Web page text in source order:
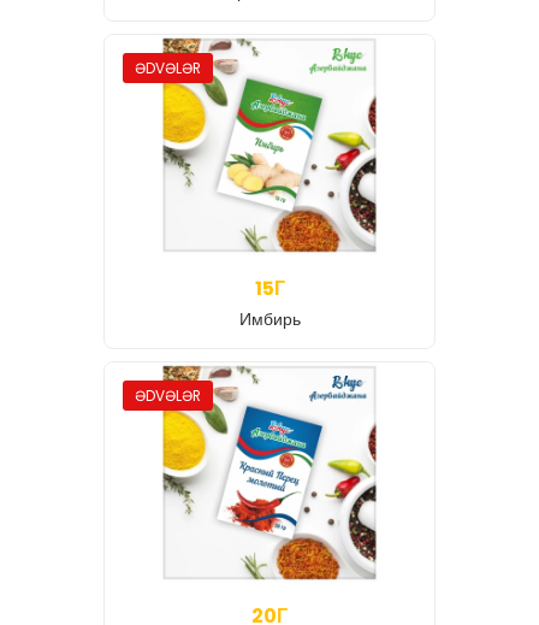
ƏDVƏLƏR
15Г
Имбирь
ƏDVƏLƏR
20Г